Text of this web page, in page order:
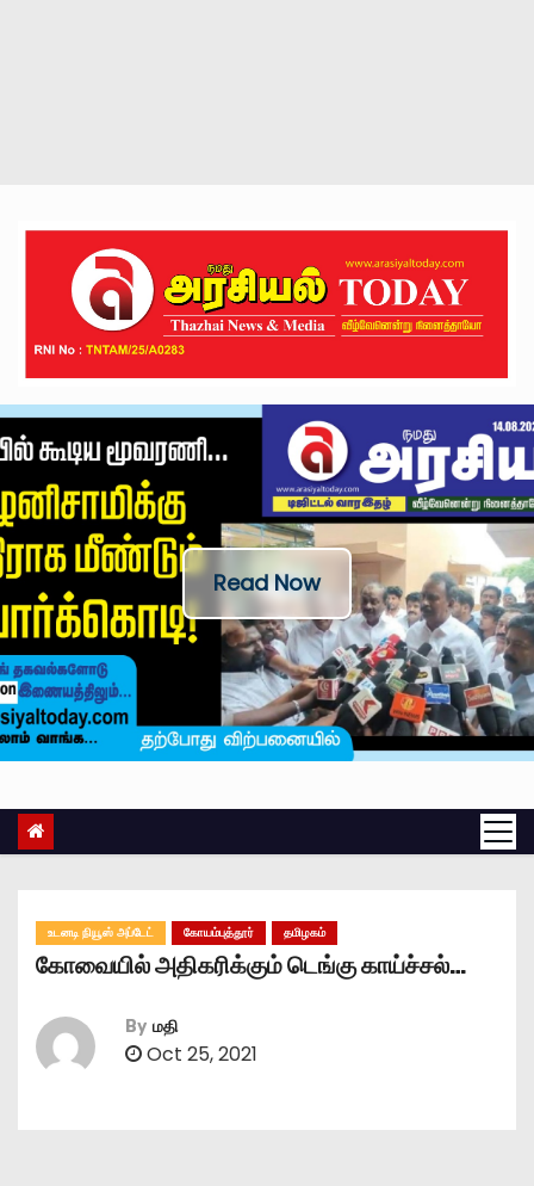
Read Now
உடனடி நியூஸ் அப்டேட் கோயம்புத்தூர் தமிழகம்
கோவையில் அதிகரிக்கும் டெங்கு காய்ச்சல்…
By மதி
Oct 25, 2021